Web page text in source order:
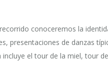
conoceremos la
presentaciones de danzas
incluye el tour de la miel, tour